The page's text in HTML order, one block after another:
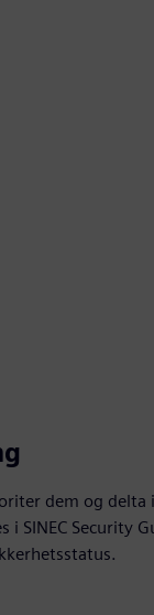
dem og
i SINEC Security